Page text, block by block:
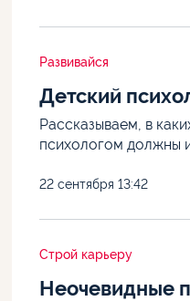
Развивайся
Детский
Рассказываем, в
психологом должны
22 сентября 13:42
Строй карьеру
Неочевидные